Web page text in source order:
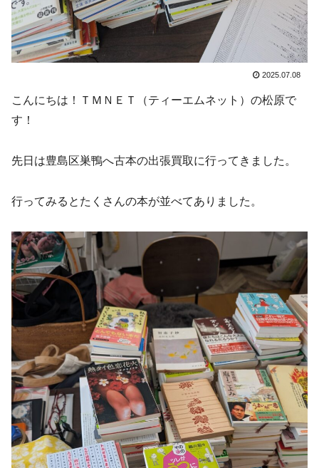
2025.07.08
こんにちは！ＴＭＮＥＴ（ティーエムネット）の松原で
す！
先日は豊島区巣鴨へ古本の出張買取に行ってきました。
行ってみるとたくさんの本が並べてありました。